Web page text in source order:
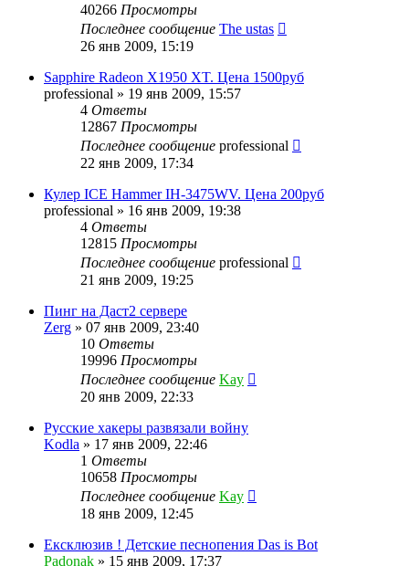
40266 Просмотры
Последнее сообщение The ustas
26 янв 2009, 15:19
Sapphire Radeon X1950 XT. Цена 1500руб
professional » 19 янв 2009, 15:57
4 Ответы
12867 Просмотры
Последнее сообщение professional
22 янв 2009, 17:34
Кулер ICE Hammer IH-3475WV. Цена 200руб
professional » 16 янв 2009, 19:38
4 Ответы
12815 Просмотры
Последнее сообщение professional
21 янв 2009, 19:25
Пинг на Даст2 сервере
Zerg » 07 янв 2009, 23:40
10 Ответы
19996 Просмотры
Последнее сообщение Kay
20 янв 2009, 22:33
Русские хакеры развязали войну
Kodla » 17 янв 2009, 22:46
1 Ответы
10658 Просмотры
Последнее сообщение Kay
18 янв 2009, 12:45
Ексклюзив ! Детские песнопения Das is Bot
Padonak » 15 янв 2009, 17:37